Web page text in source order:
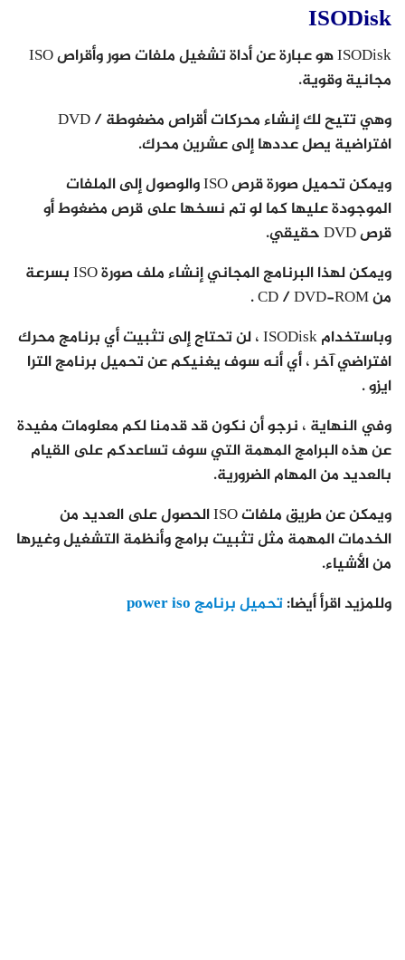
ISODisk
ISODisk هو عبارة عن أداة تشغيل ملفات صور وأقراص ISO
مجانية وقوية.
وهي تتيح لك إنشاء محركات أقراص مضغوطة / DVD
افتراضية يصل عددها إلى عشرين محرك.
ويمكن تحميل صورة قرص ISO والوصول إلى الملفات
الموجودة عليها كما لو تم نسخها على قرص مضغوط أو
قرص DVD حقيقي.
ويمكن لهذا البرنامج المجاني إنشاء ملف صورة ISO بسرعة
من CD / DVD-ROM .
وباستخدام ISODisk ، لن تحتاج إلى تثبيت أي برنامج محرك
افتراضي آخر ، أي أنه سوف يغنيكم عن تحميل برنامج الترا
ايزو .
وفي النهاية ، نرجو أن نكون قد قدمنا لكم معلومات مفيدة
عن هذه البرامج المهمة التي سوف تساعدكم على القيام
بالعديد من المهام الضرورية.
ويمكن عن طريق ملفات ISO الحصول على العديد من
الخدمات المهمة مثل تثبيت برامج وأنظمة التشغيل وغيرها
من الأشياء.
وللمزيد اقرأ أيضا:تحميل برنامج power iso